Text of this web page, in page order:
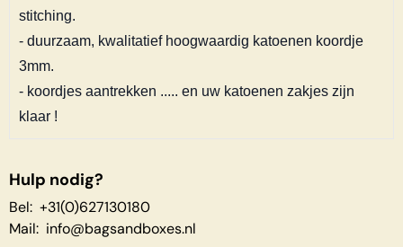
stitching.
- duurzaam, kwalitatief hoogwaardig katoenen koordje
3mm.
- koordjes aantrekken ..... en uw katoenen zakjes zijn
klaar !
Hulp nodig?
Bel: +31(0)627130180
Mail: info@bagsandboxes.nl